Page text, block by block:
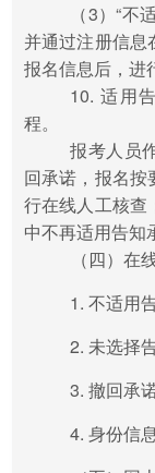
（3）“
并通过注册信息
报名信息后，进
10. 适用
程。
报考人员
回承诺，报名
行在线人工核查
中不再适用告知
（四）在
1. 不适用
2. 未选择
3. 撤回承
4. 身份信